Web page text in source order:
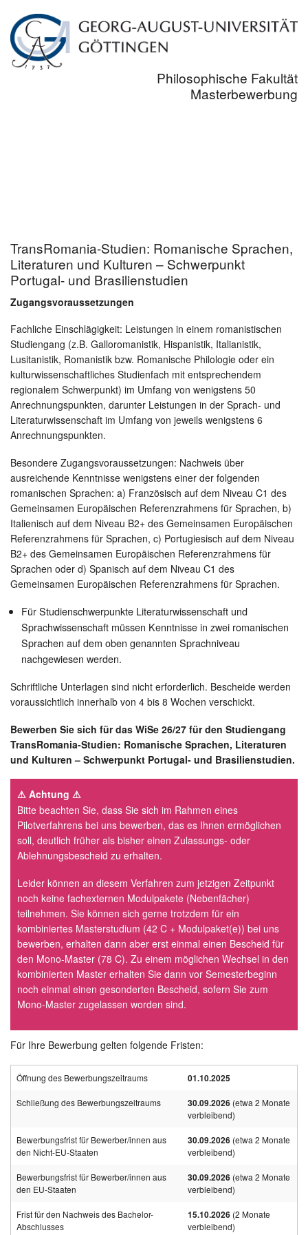
Philosophische Fakultät
Masterbewerbung
TransRomania-Studien: Romanische Sprachen,
Literaturen und Kulturen – Schwerpunkt
Portugal- und Brasilienstudien
Zugangsvoraussetzungen
Fachliche Einschlägigkeit: Leistungen in einem romanistischen
Studiengang (z.B. Galloromanistik, Hispanistik, Italianistik,
Lusitanistik, Romanistik bzw. Romanische Philologie oder ein
kulturwissenschaftliches Studienfach mit entsprechendem
regionalem Schwerpunkt) im Umfang von wenigstens 50
Anrechnungspunkten, darunter Leistungen in der Sprach- und
Literaturwissenschaft im Umfang von jeweils wenigstens 6
Anrechnungspunkten.
Besondere Zugangsvoraussetzungen: Nachweis über
ausreichende Kenntnisse wenigstens einer der folgenden
romanischen Sprachen: a) Französisch auf dem Niveau C1 des
Gemeinsamen Europäischen Referenzrahmens für Sprachen, b)
Italienisch auf dem Niveau B2+ des Gemeinsamen Europäischen
Referenzrahmens für Sprachen, c) Portugiesisch auf dem Niveau
B2+ des Gemeinsamen Europäischen Referenzrahmens für
Sprachen oder d) Spanisch auf dem Niveau C1 des
Gemeinsamen Europäischen Referenzrahmens für Sprachen.
Für Studienschwerpunkte Literaturwissenschaft und
Sprachwissenschaft müssen Kenntnisse in zwei romanischen
Sprachen auf dem oben genannten Sprachniveau
nachgewiesen werden.
Schriftliche Unterlagen sind nicht erforderlich. Bescheide werden
voraussichtlich innerhalb von 4 bis 8 Wochen verschickt.
Bewerben Sie sich für das WiSe 26/27 für den Studiengang
TransRomania-Studien: Romanische Sprachen, Literaturen
und Kulturen – Schwerpunkt Portugal- und Brasilienstudien.
⚠ Achtung ⚠
Bitte beachten Sie, dass Sie sich im Rahmen eines
Pilotverfahrens bei uns bewerben, das es Ihnen ermöglichen
soll, deutlich früher als bisher einen Zulassungs- oder
Ablehnungsbescheid zu erhalten.
Leider können an diesem Verfahren zum jetzigen Zeitpunkt
noch keine fachexternen Modulpakete (Nebenfächer)
teilnehmen. Sie können sich gerne trotzdem für ein
kombiniertes Masterstudium (42 C + Modulpaket(e)) bei uns
bewerben, erhalten dann aber erst einmal einen Bescheid für
den Mono-Master (78 C). Zu einem möglichen Wechsel in den
kombinierten Master erhalten Sie dann vor Semesterbeginn
noch einmal einen gesonderten Bescheid, sofern Sie zum
Mono-Master zugelassen worden sind.
Für Ihre Bewerbung gelten folgende Fristen:
Öffnung des Bewerbungszeitraums 01.10.2025
Schließung des Bewerbungszeitraums 30.09.2026(etwa 2 Monate
verbleibend)
Bewerbungsfrist für Bewerber/innen aus
den Nicht-EU-Staaten
30.09.2026(etwa 2 Monate
verbleibend)
Bewerbungsfrist für Bewerber/innen aus
den EU-Staaten
30.09.2026(etwa 2 Monate
verbleibend)
Frist für den Nachweis des Bachelor-
Abschlusses
15.10.2026(2 Monate
verbleibend)